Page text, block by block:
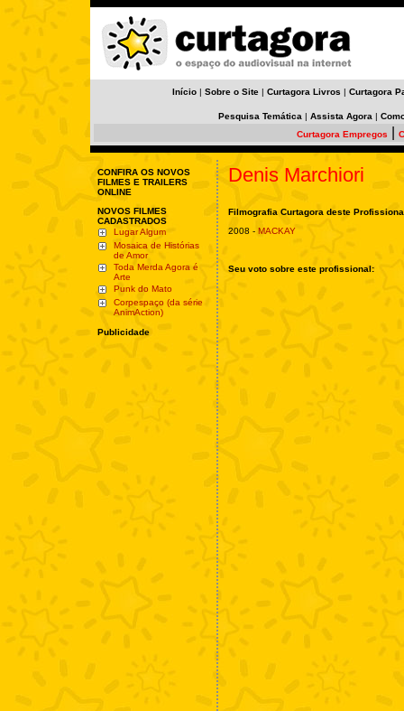
Início | Sobre o Site | Curtagora Livros | Curtagora
Pesquisa Temática | Assista Agora |
Curtagora Empregos
CONFIRA OS NOVOS
FILMES E TRAILERS
ONLINE
NOVOS FILMES
CADASTRADOS
Lugar Algum
Mosaica de Histórias
de Amor
Toda Merda Agora é
Arte
Punk do Mato
Corpespaço (da série
AnimAction)
Publicidade
Denis Marchiori
Filmografia Curtagora deste
2008 - MACKAY
Seu voto sobre este profissional: